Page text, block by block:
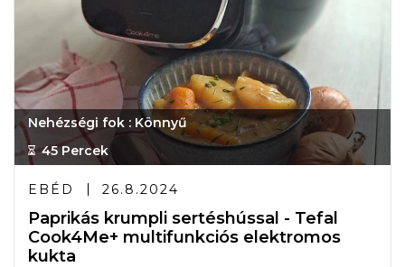
Nehézségi fok : Könnyű
45 Percek
EBÉD 26.8.2024
Paprikás krumpli sertéshússal - Tefal
Cook4Me+ multifunkciós elektromos
kukta